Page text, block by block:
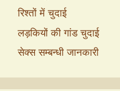
रिश्तों में चुदाई
लड़कियों की गांड चुदाई
सेक्स सम्बन्धी जानकारी